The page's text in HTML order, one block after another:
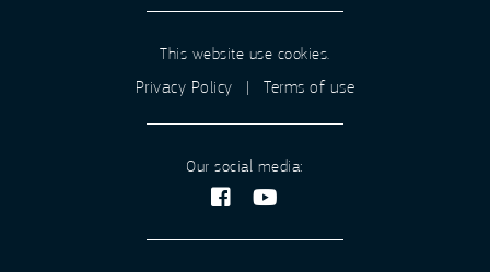
This website use cookies.
Privacy Policy
Terms of use
Our social media: